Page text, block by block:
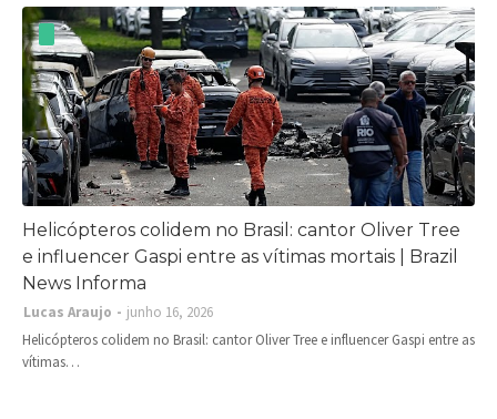
Helicópteros colidem no Brasil: cantor Oliver Tree
e influencer Gaspi entre as vítimas mortais | Brazil
News Informa
Lucas Araujo
junho 16, 2026
Helicópteros colidem no Brasil: cantor Oliver Tree e influencer Gaspi entre as
vítimas…